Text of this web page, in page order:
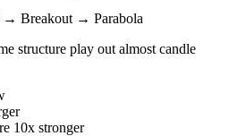
→ Breakout → Parabola
structure play out almost candle
10x stronger